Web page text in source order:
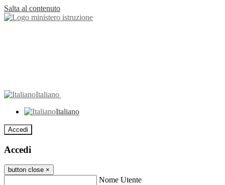
Salta al contenuto
Italiano
Italiano
Accedi
Accedi
button close ×
Nome Utente